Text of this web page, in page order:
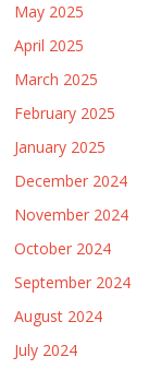
May 2025
April 2025
March 2025
February 2025
January 2025
December 2024
November 2024
October 2024
September 2024
August 2024
July 2024